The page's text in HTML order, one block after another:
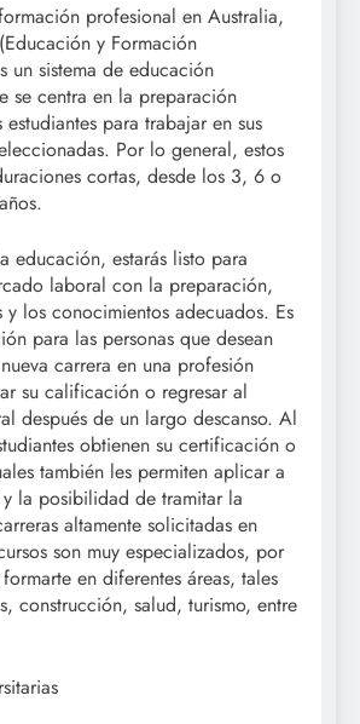
profesional en Australia,
y Formación
un sistema de educación
se centra en la preparación
para trabajar en sus
Por lo general, estos
cortas, desde los 3, 6 o
educación, estarás listo para
laboral con la preparación,
y los conocimientos adecuados. Es
para las personas que desean
carrera en una profesión
su calificación o regresar al
después de un largo descanso. Al
obtienen su certificación o
también les permiten aplicar a
la posibilidad de tramitar la
altamente solicitadas en
son muy especializados, por
en diferentes áreas, tales
construcción, salud, turismo, entre